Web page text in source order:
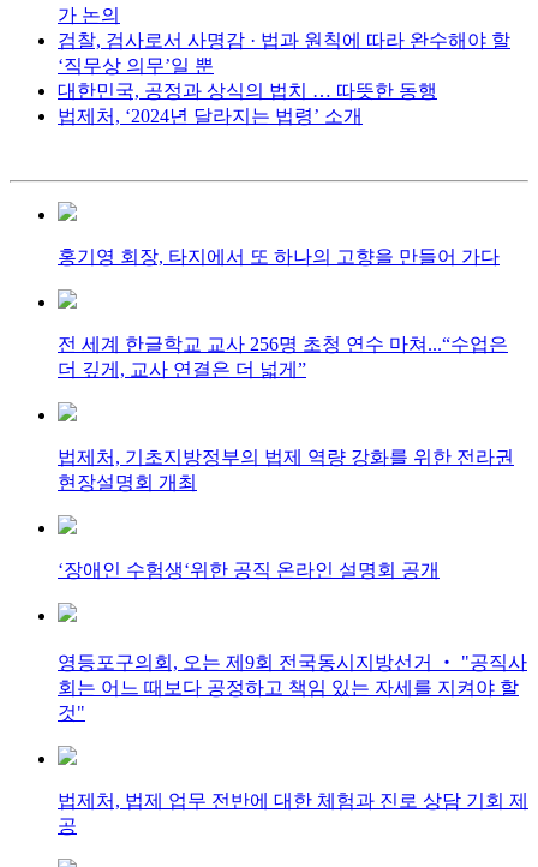
가 논의
검찰, 검사로서 사명감 · 법과 원칙에 따라 완수해야 할
‘직무상 의무’일 뿐
대한민국, 공정과 상식의 법치 … 따뜻한 동행
법제처, ‘2024년 달라지는 법령’ 소개
홍기영 회장, 타지에서 또 하나의 고향을 만들어 가다
전 세계 한글학교 교사 256명 초청 연수 마쳐...“수업은
더 깊게, 교사 연결은 더 넓게”
법제처, 기초지방정부의 법제 역량 강화를 위한 전라권
현장설명회 개최
‘장애인 수험생‘위한 공직 온라인 설명회 공개
영등포구의회, 오는 제9회 전국동시지방선거 ‧ "공직사
회는 어느 때보다 공정하고 책임 있는 자세를 지켜야 할
것"
법제처, 법제 업무 전반에 대한 체험과 진로 상담 기회 제
공